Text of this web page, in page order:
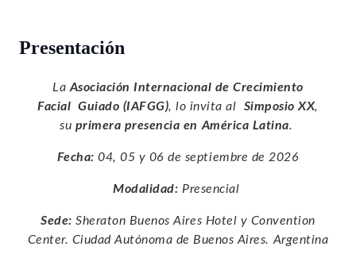
Presentación
La Asociación Internacional de Crecimiento
Facial Guiado (IAFGG), lo invita al Simposio XX,
su primera presencia en América Latina.
Fecha: 04, 05 y 06 de septiembre de 2026
Modalidad: Presencial
Sede: Sheraton Buenos Aires Hotel y Convention
Center. Ciudad Autónoma de Buenos Aires. Argentina